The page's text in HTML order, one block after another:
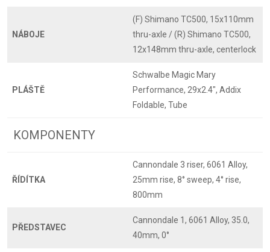
NÁBOJE
(F) Shimano TC500, 15x110mm
thru-axle / (R) Shimano TC500,
12x148mm thru-axle, centerlock
PLÁŠTĚ
Schwalbe Magic Mary
Performance, 29x2.4", Addix
Foldable, Tube
KOMPONENTY
ŘÍDÍTKA
Cannondale 3 riser, 6061 Alloy,
25mm rise, 8° sweep, 4° rise,
800mm
PŘEDSTAVEC
Cannondale 1, 6061 Alloy, 35.0,
40mm, 0°